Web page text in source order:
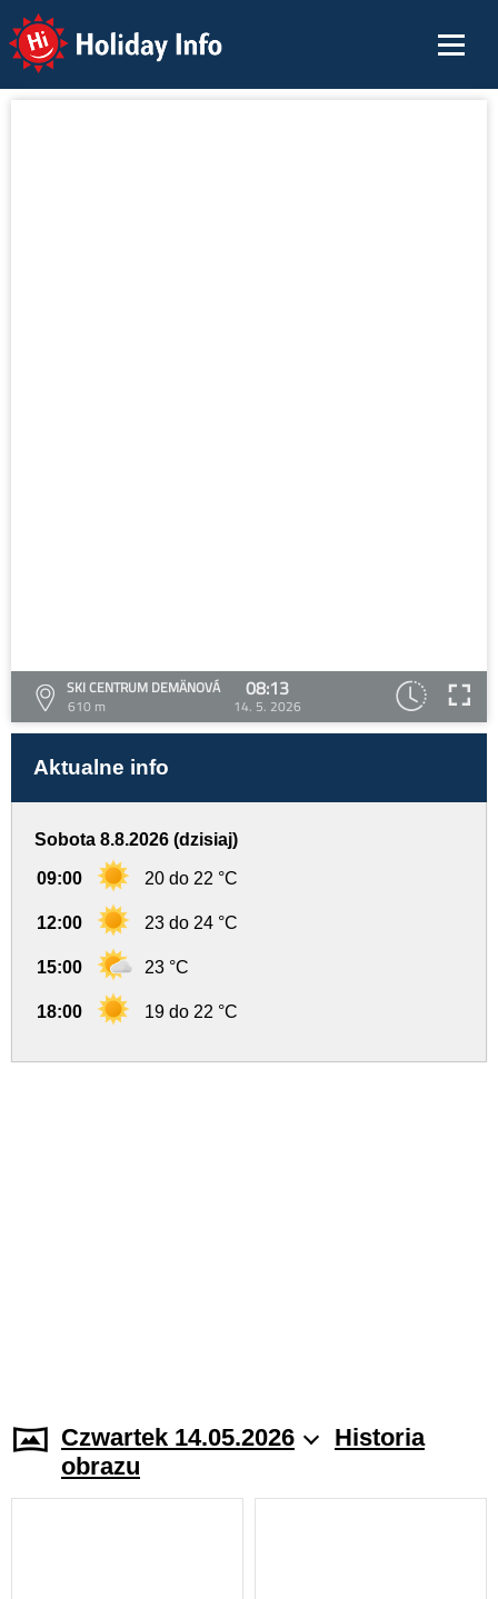
Holiday Info
SKI CENTRUM DEMÄNOVÁ
610 m
08:13
14. 5. 2026
Aktualne info
Sobota 8.8.2026 (dzisiaj)
09:00 20 do 22 °C
12:00 23 do 24 °C
15:00 23 °C
18:00 19 do 22 °C
Czwartek 14.05.2026
Historia
obrazu